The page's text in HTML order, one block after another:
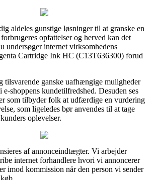
aldeles gunstige løsninger til at granske en
opfattelser og herved kan det
undersøger internet virksomhedens
Cartridge Ink HC (C13T636300) forud
tilsvarende ganske uafhængige muligheder
shoppens kundetilfredshed. Desuden ses
som tilbyder folk at udfærdige en vurdering
som ligeledes bør anvendes til at tage
oplevelser.
af annonceindtægter. Vi arbejder
internet forhandlere hvori vi annoncerer
imod kommission når den person vi sender